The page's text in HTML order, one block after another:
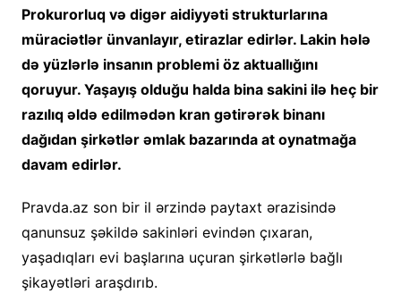
Prokurorluq və digər aidiyyəti strukturlarına
müraciətlər ünvanlayır, etirazlar edirlər. Lakin hələ
də yüzlərlə insanın problemi öz aktuallığını
qoruyur. Yaşayış olduğu halda bina sakini ilə heç bir
razılıq əldə edilmədən kran gətirərək binanı
dağıdan şirkətlər əmlak bazarında at oynatmağa
davam edirlər.
Pravda.az son bir il ərzində paytaxt ərazisində
qanunsuz şəkildə sakinləri evindən çıxaran,
yaşadıqları evi başlarına uçuran şirkətlərlə bağlı
şikayətləri araşdırıb.